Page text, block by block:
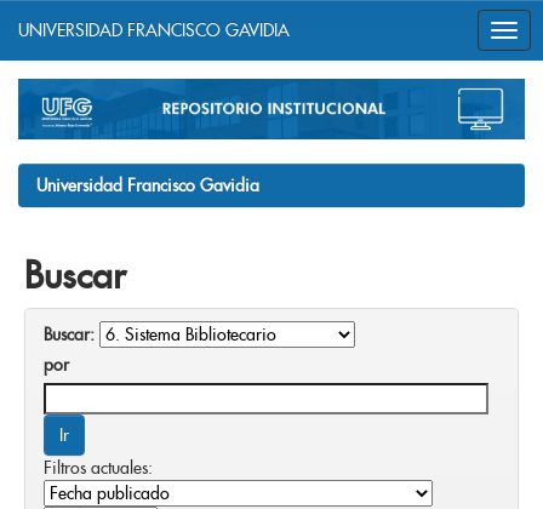
navigation
UNIVERSIDAD FRANCISCO GAVIDIA
Universidad Francisco Gavidia
Buscar
Buscar:
por
Filtros actuales: